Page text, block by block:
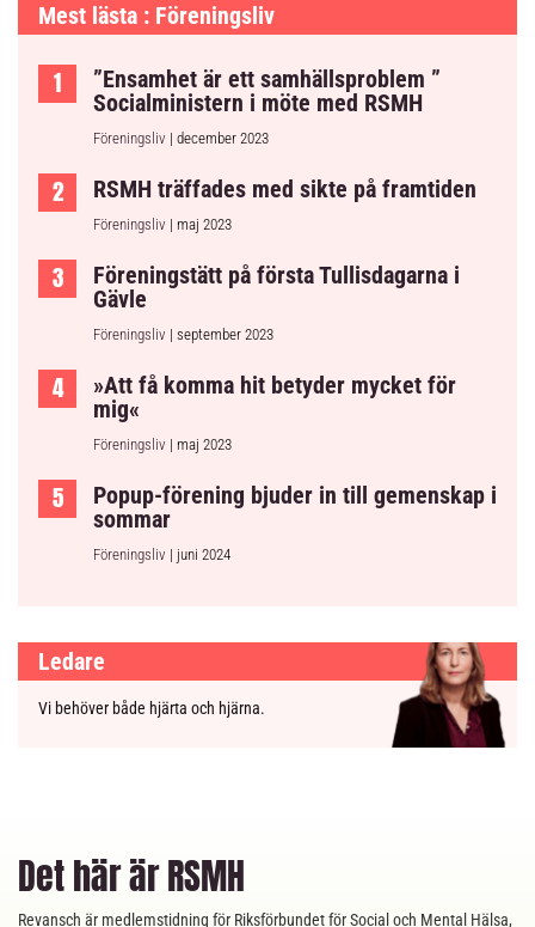
Mest lästa : Föreningsliv
”Ensamhet är ett samhällsproblem ”
Socialministern i möte med RSMH
Föreningsliv | december 2023
RSMH träffades med sikte på framtiden
Föreningsliv | maj 2023
Föreningstätt på första Tullisdagarna i
Gävle
Föreningsliv | september 2023
»Att få komma hit betyder mycket för
mig«
Föreningsliv | maj 2023
Popup-förening bjuder in till gemenskap i
sommar
Föreningsliv | juni 2024
Ledare
Vi behöver både hjärta och hjärna.
Det här är RSMH
Revansch är medlemstidning för Riksförbundet för Social och Mental Hälsa,